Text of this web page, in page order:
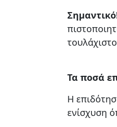
Τα ποσά
Η
ενίσχυση